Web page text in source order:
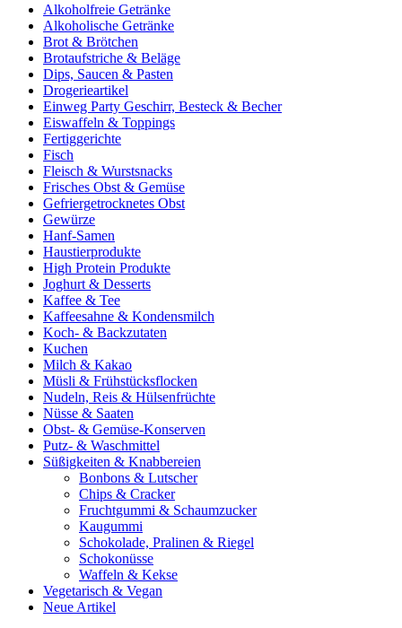
Alkoholfreie Getränke
Alkoholische Getränke
Brot & Brötchen
Brotaufstriche & Beläge
Dips, Saucen & Pasten
Drogerieartikel
Einweg Party Geschirr, Besteck & Becher
Eiswaffeln & Toppings
Fertiggerichte
Fisch
Fleisch & Wurstsnacks
Frisches Obst & Gemüse
Gefriergetrocknetes Obst
Gewürze
Hanf-Samen
Haustierprodukte
High Protein Produkte
Joghurt & Desserts
Kaffee & Tee
Kaffeesahne & Kondensmilch
Koch- & Backzutaten
Kuchen
Milch & Kakao
Müsli & Frühstücksflocken
Nudeln, Reis & Hülsenfrüchte
Nüsse & Saaten
Obst- & Gemüse-Konserven
Putz- & Waschmittel
Süßigkeiten & Knabbereien
Bonbons & Lutscher
Chips & Cracker
Fruchtgummi & Schaumzucker
Kaugummi
Schokolade, Pralinen & Riegel
Schokonüsse
Waffeln & Kekse
Vegetarisch & Vegan
Neue Artikel